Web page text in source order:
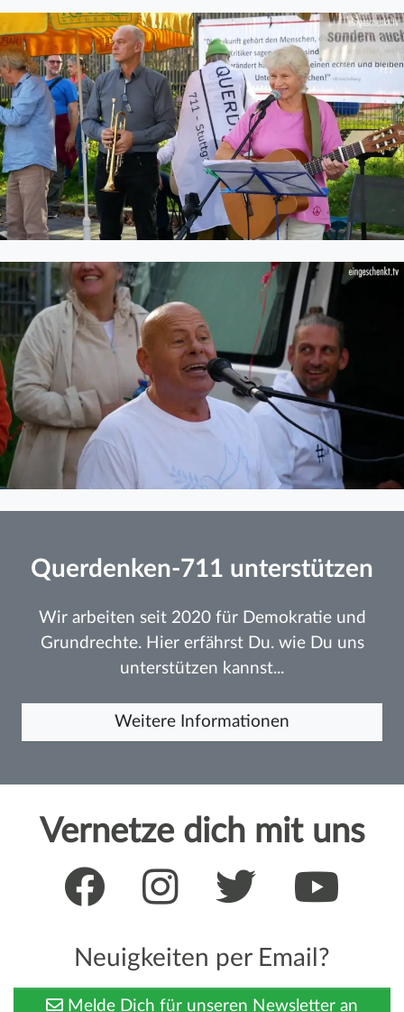
Querdenken-711 unterstützen
Wir arbeiten seit 2020 für Demokratie und
Grundrechte. Hier erfährst Du. wie Du uns
unterstützen kannst...
Weitere Informationen
Vernetze dich mit uns
Neuigkeiten per Email?
Melde Dich für unseren Newsletter an